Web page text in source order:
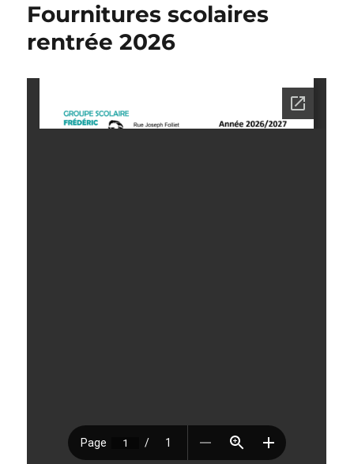
Fournitures scolaires
rentrée 2026